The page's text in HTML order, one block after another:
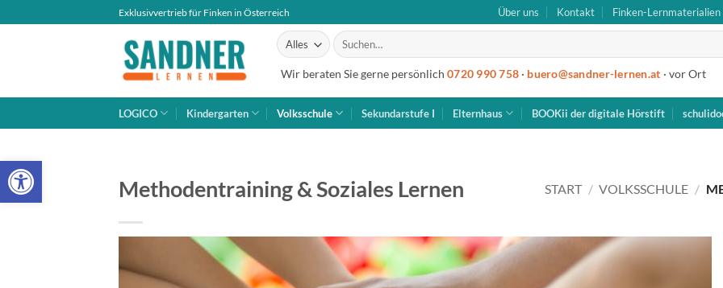
Open toolbar
Inhalt
Exklusivvertrieb für Finken in Österreich Über uns Kontakt Finken-Lernmaterialien
Suche
nach:
Wir beraten Sie gerne persönlich 0720 990 758 · buero@sandner-lernen.at · vor Ort
LOGICO Kindergarten Volksschule Sekundarstufe I Elternhaus BOOKii der digitale Hörstift
Methodentraining & Soziales Lernen START / VOLKSSCHULE /